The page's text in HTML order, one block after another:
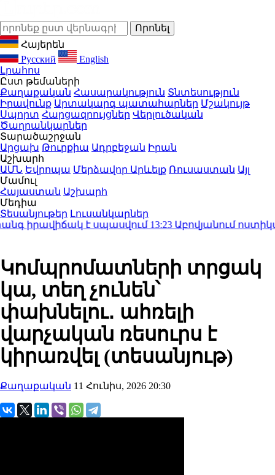
Հայերեն
Русский
English
Լրահոս
Ըստ թեմաների
Քաղաքական Հասարակություն Տնտեսություն
Իրավունք Արտակարգ պատահարներ Մշակույթ
Սպորտ Հարցազրույցներ Վերլուծական
Ծաղրանկարներ
Տարածաշրջան
Արցախ Թուրքիա Ադրբեջան Իրան
Աշխարհ
ԱՄՆ Եվրոպա Մերձավոր Արևելք Ռուսաստան Այլ
Մամուլ
Հայաստան Աշխարհ
Մեդիա
Տեսանյութեր Լուսանկարներ
իրավիճակ է սպասվում13:23Աբովյանում
Կոմպրոմատների տրցակ
կա, տեղ չունեն՝
փախնելու․ ահռելի
վարչական ռեսուրս է
կիրառվել (տեսանյութ)
Քաղաքական 11 Հունիս, 2026 20:30